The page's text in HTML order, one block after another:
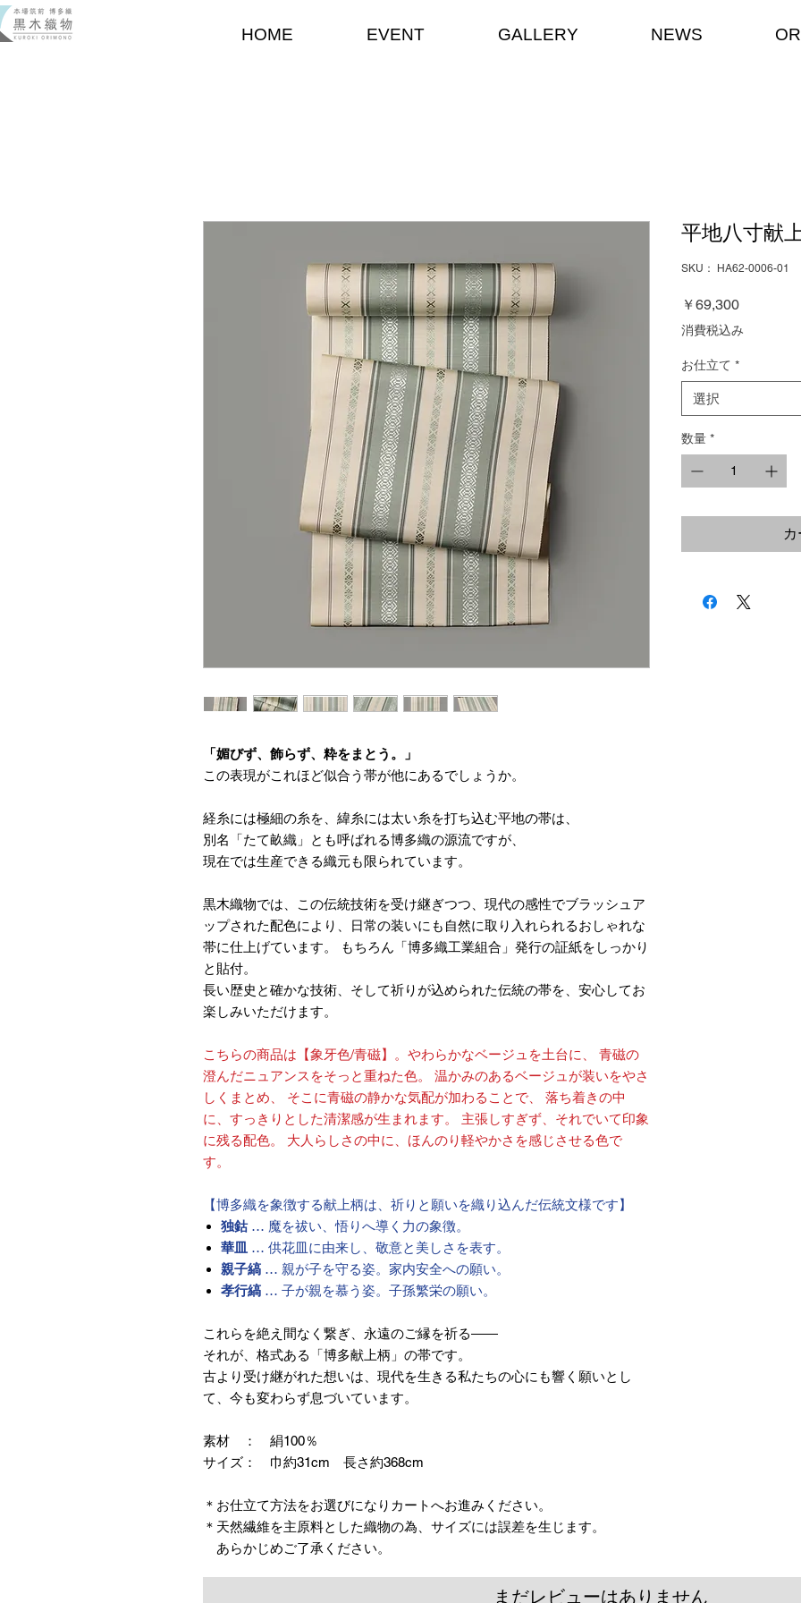
HOME EVENT GALLERY NEWS
「媚びず、飾らず、粋をまとう。」
この表現がこれほど似合う帯が他にあるでしょうか。
経糸には極細の糸を、緯糸には太い糸を打ち込む平地の帯は、
別名「たて畝織」とも呼ばれる博多織の源流ですが、
現在では生産できる織元も限られています。
黒木織物では、この伝統技術を受け継ぎつつ、現代の感性でブラッシュア
ップされた配色により、日常の装いにも自然に取り入れられるおしゃれな
帯に仕上げています。 もちろん「博多織工業組合」発行の証紙をしっかり
と貼付。
長い歴史と確かな技術、そして祈りが込められた伝統の帯を、安心してお
楽しみいただけます。
こちらの商品は【象牙色/青磁】。やわらかなベージュを土台に、 青磁の
澄んだニュアンスをそっと重ねた色。 温かみのあるベージュが装いをやさ
しくまとめ、 そこに青磁の静かな気配が加わることで、 落ち着きの中
に、すっきりとした清潔感が生まれます。 主張しすぎず、それでいて印象
に残る配色。 大人らしさの中に、ほんのり軽やかさを感じさせる色で
す。
【博多織を象徴する献上柄は、祈りと願いを織り込んだ伝統文様です】
独鈷… 魔を祓い、悟りへ導く力の象徴。
華皿 … 供花皿に由来し、敬意と美しさを表す。
親子縞 … 親が子を守る姿。家内安全への願い。
孝行縞 … 子が親を慕う姿。子孫繁栄の願い。
これらを絶え間なく繋ぎ、永遠のご縁を祈る――
それが、格式ある「博多献上柄」の帯です。
古より受け継がれた想いは、現代を生きる私たちの心にも響く願いとし
て、今も変わらず息づいています。
素材 ： 絹100％
サイズ： 巾約31cm 長さ約368cm
＊お仕立て方法をお選びになりカートへお進みください。
＊天然繊維を主原料とした織物の為、サイズには誤差を生じます。
あらかじめご了承ください。
平地八寸献
SKU： HA62-0006-01
￥69,300価
消費税込み
お仕立て *
選択
数量 *
まだレビューはありません